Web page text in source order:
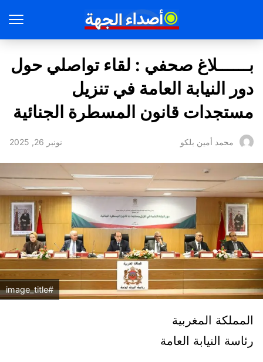
بــــــلاغ صحفي : لقاء تواصلي حول
دور النيابة العامة في تنزيل
مستجدات قانون المسطرة الجنائية
محمد أمين بلكو نونبر 26, 2025
#image_title
المملكة المغربية
رئاسة النيابة العامة